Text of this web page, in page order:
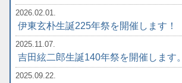
2026.02.01.
伊東玄朴生誕225年祭を開催します！
2025.11.07.
吉田絃二郎生誕140年祭を開催します。
2025.09.22.